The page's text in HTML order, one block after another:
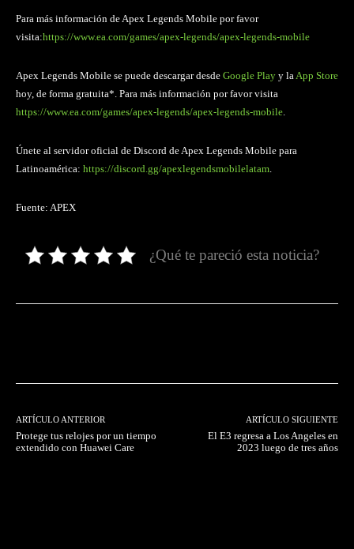
Para más información de Apex Legends Mobile por favor
visita:https://www.ea.com/games/apex-legends/apex-legends-mobile
Apex Legends Mobile se puede descargar desde Google Play y laApp Store
hoy, de forma gratuita*. Para más información por favor visita
https://www.ea.com/games/apex-legends/apex-legends-mobile.
Únete al servidor oficial de Discord de Apex Legends Mobile para
Latinoamérica: https://discord.gg/apexlegendsmobilelatam.
Fuente: APEX
¿Qué te pareció esta noticia?
ARTÍCULO ANTERIOR
Protege tus relojes por un tiempo
extendido con Huawei Care
ARTÍCULO SIGUIENTE
El E3 regresa a Los Angeles en
2023 luego de tres años